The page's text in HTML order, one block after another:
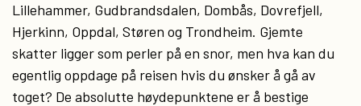
Lillehammer, Gudbrandsdalen, Dombås, Dovrefjell,
Hjerkinn, Oppdal, Støren og Trondheim. Gjemte
skatter ligger som perler på en snor, men hva kan du
egentlig oppdage på reisen hvis du ønsker å gå av
toget? De absolutte høydepunktene er å bestige